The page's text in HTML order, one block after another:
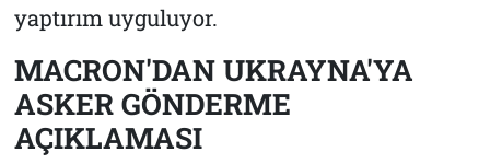
yaptırım uyguluyor.
MACRON'DAN UKRAYNA'YA
ASKER GÖNDERME
AÇIKLAMASI